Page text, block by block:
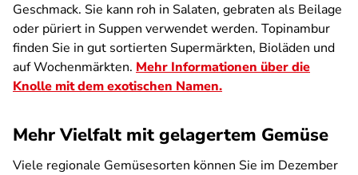
Geschmack. Sie kann roh in Salaten, gebraten als Beilage
oder püriert in Suppen verwendet werden. Topinambur
finden Sie in gut sortierten Supermärkten, Bioläden und
auf Wochenmärkten. Mehr Informationen über die
Knolle mit dem exotischen Namen.
Mehr Vielfalt mit gelagertem Gemüse
Viele regionale Gemüsesorten können Sie im Dezember